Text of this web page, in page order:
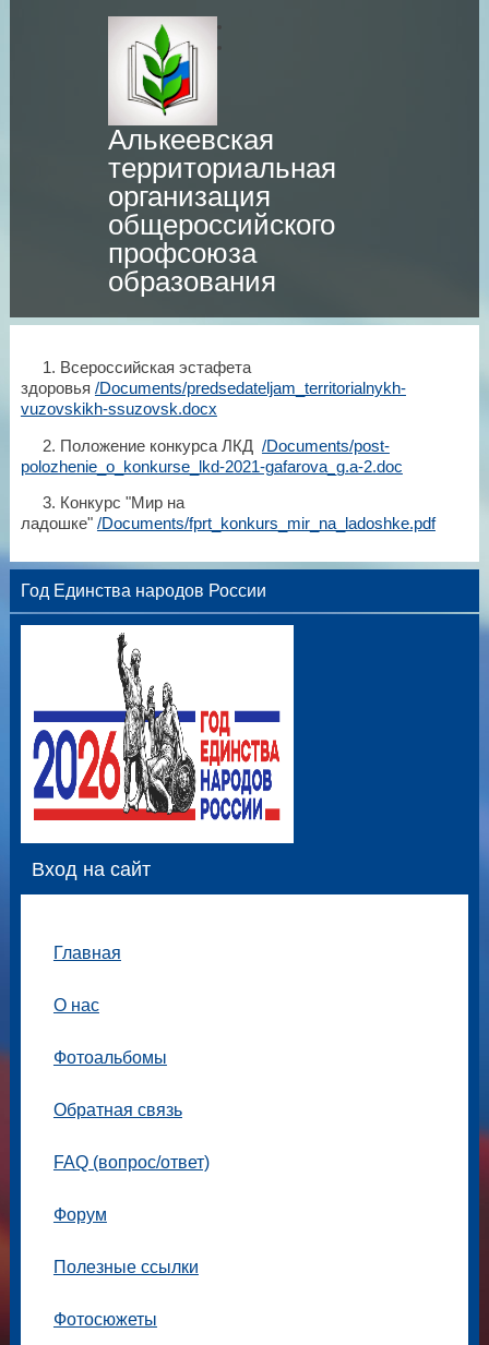
Алькеевская
территориальная
организация
общероссийского
профсоюза
образования
1. Всероссийская эстафета
здоровья /Documents/predsedateljam_territorialnykh-
vuzovskikh-ssuzovsk.docx
2. Положение конкурса ЛКД /Documents/post-
polozhenie_o_konkurse_lkd-2021-gafarova_g.a-2.doc
3. Конкурс "Мир на
ладошке" /Documents/fprt_konkurs_mir_na_ladoshke.pdf
Год Единства народов России
Вход на сайт
Главная
О нас
Фотоальбомы
Обратная связь
FAQ (вопрос/ответ)
Форум
Полезные ссылки
Фотосюжеты